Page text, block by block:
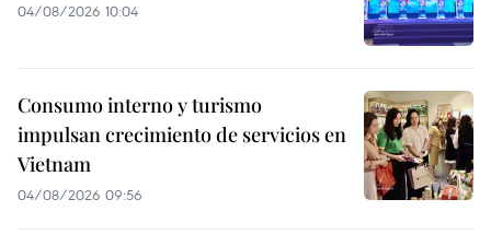
04/08/2026 10:04
Consumo interno y turismo
impulsan crecimiento de servicios en
Vietnam
04/08/2026 09:56